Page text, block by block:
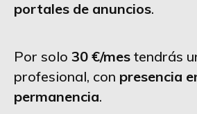
portales de anuncios.
Por solo 30 €/mes tendrás
profesional, con presencia
permanencia.